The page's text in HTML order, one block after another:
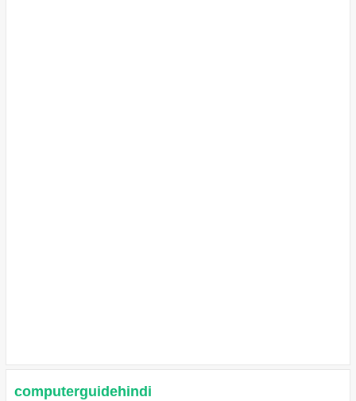
computerguidehindi